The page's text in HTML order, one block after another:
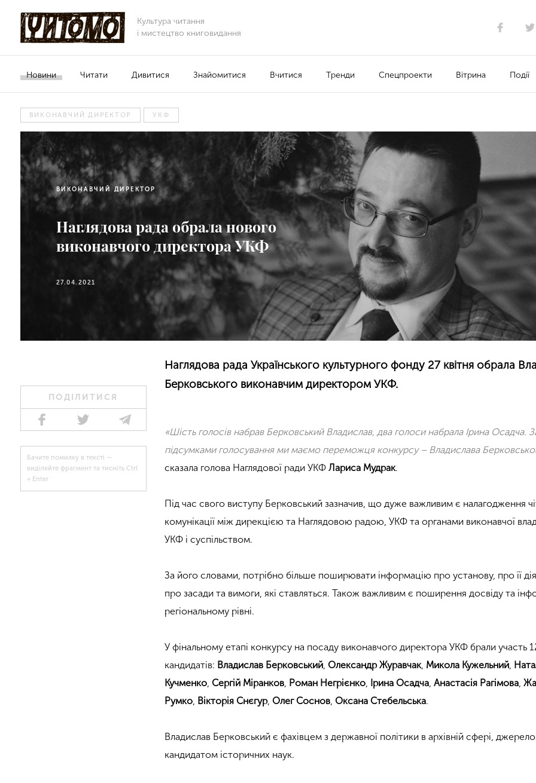
Культура читання
і мистецтво книговидання
Новини Читати Дивитися Знайомитися Вчитися Тренди Спецпроекти Вітрина Події
ВИКОНАВЧИЙ ДИРЕКТОР УКФ
ВИКОНАВЧИЙ ДИРЕКТОР
Наглядова рада обрала нового
виконавчого директора УКФ
27.04.2021
ПОДІЛИТИСЯ
Бачите помилку в тексті —
виділяйте фрагмент та тисніть Ctrl
+ Enter
Наглядова рада Українського культурного фонду 27 квітня обрала
Берковського виконавчим директором УКФ.
«Шість голосів набрав Берковський Владислав, два голоси набрала Ірина Осадча.
підсумками голосування ми маємо переможця конкурсу – Владислава
сказала голова Наглядової ради УКФЛариса Мудрак.
Під час свого виступу Берковський зазначив, що дуже важливим є налагодження
комунікації між дирекцією та Наглядовою радою, УКФ та органами виконавчої
УКФ і суспільством.
За його словами, потрібно більше поширювати інформацію про установу, про її
про засади та вимоги, які ставляться. Також важливим є поширення досвіду та
регіональному рівні.
У фінальному етапі конкурсу на посаду виконавчого директора УКФ брали участь
кандидатів: Владислав Берковський Олександр Журавчак Микола Кужельний
Кучменко Сергій Міранков Роман Негрієнко Ірина Осадча ,Анастасія Рагімова ,
Румко Вікторія Снєгур, Олег Соснов Оксана Стебельська.
Владислав Берковський є фахівцем з державної політики в архівній сфері,
кандидатом історичних наук.